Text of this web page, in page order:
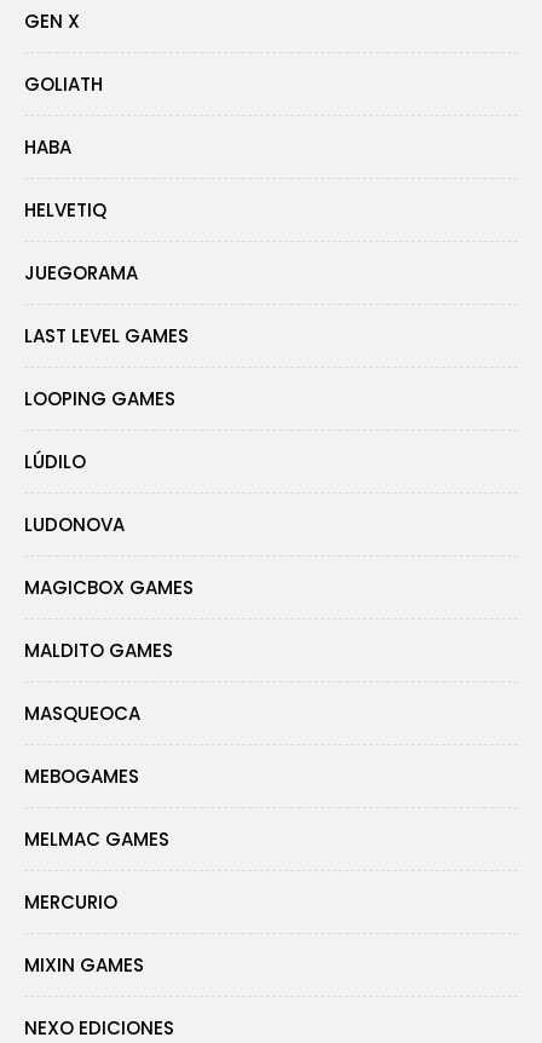
GEN X
GOLIATH
HABA
HELVETIQ
JUEGORAMA
LAST LEVEL GAMES
LOOPING GAMES
LÚDILO
LUDONOVA
MAGICBOX GAMES
MALDITO GAMES
MASQUEOCA
MEBOGAMES
MELMAC GAMES
MERCURIO
MIXIN GAMES
NEXO EDICIONES